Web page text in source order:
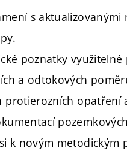
s aktualizovanými
poznatky využitelné
a odtokových
protierozních opatření
k novým metodickým